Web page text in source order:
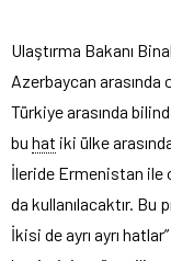
Ulaştırma Bakanı
Azerbaycan
Türkiye arasında
bu hat iki ülke
İleride Ermenistan ile
da kullanılacaktır.
İkisi de ayrı ayrı